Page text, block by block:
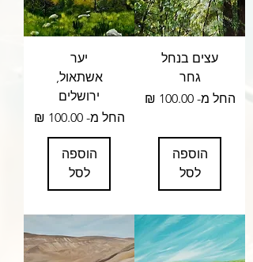
עצים בנחל
גחר
החל מ-
‏100.00 ‏₪
מחיר מבצע
הוספה
לסל
יער
אשתאול,
ירושלים
החל מ-
‏100.00 ‏₪
מחיר מבצע
הוספה
לסל